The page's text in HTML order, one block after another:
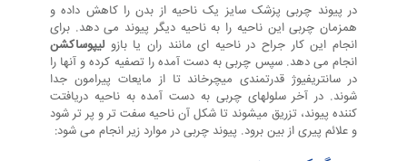
در پیوند چربی پزشک سایز یک ناحیه از بدن را کاهش داده و
همزمان چربی این ناحیه را به ناحیه دیگر پیوند می دهد. برای
انجام این کار جراح در ناحیه ای مانند ران یا بازو لیپوساکشن
انجام می دهد. سپس چربی به دست آمده را تصفیه کرده و آنها را
در سانتریفیوژ قدرتمندی میچرخاند تا از مایعات پیرامون جدا
شوند. در آخر سلولهای چربی به دست آمده به ناحیه دریافتت
کننده پیوند، تزریق میشوند تا شکل آن ناحیه سفت تر و پر تر شود
و علائم پیری از بین برود. پیوند چربی در موارد زیر انجام می شود: